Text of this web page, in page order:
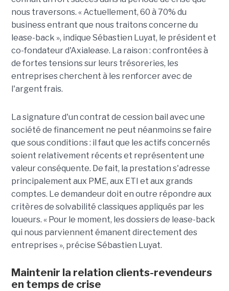
nous traversons. « Actuellement, 60 à 70% du
business entrant que nous traitons concerne du
lease-back », indique Sébastien Luyat, le président et
co-fondateur d'Axialease. La raison : confrontées à
de fortes tensions sur leurs trésoreries, les
entreprises cherchent à les renforcer avec de
l'argent frais.
La signature d'un contrat de cession bail avec une
société de financement ne peut néanmoins se faire
que sous conditions : il faut que les actifs concernés
soient relativement récents et représentent une
valeur conséquente. De fait, la prestation s'adresse
principalement aux PME, aux ETI et aux grands
comptes. Le demandeur doit en outre répondre aux
critères de solvabilité classiques appliqués par les
loueurs. « Pour le moment, les dossiers de lease-back
qui nous parviennent émanent directement des
entreprises », précise Sébastien Luyat.
Maintenir la relation clients-revendeurs
en temps de crise